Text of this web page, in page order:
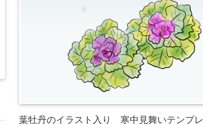
葉牡丹のイラスト入り 寒中見舞いテンプレ